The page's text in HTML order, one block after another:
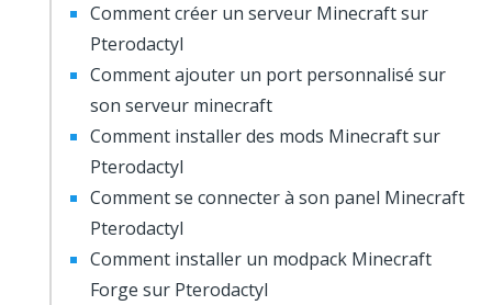
Comment créer un serveur Minecraft sur
Pterodactyl
Comment ajouter un port personnalisé sur
son serveur minecraft
Comment installer des mods Minecraft sur
Pterodactyl
Comment se connecter à son panel Minecraft
Pterodactyl
Comment installer un modpack Minecraft
Forge sur Pterodactyl